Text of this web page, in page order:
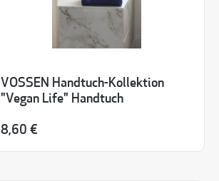
VOSSEN Handtuch-Kollektion
"Vegan Life" Handtuch
8,60 €